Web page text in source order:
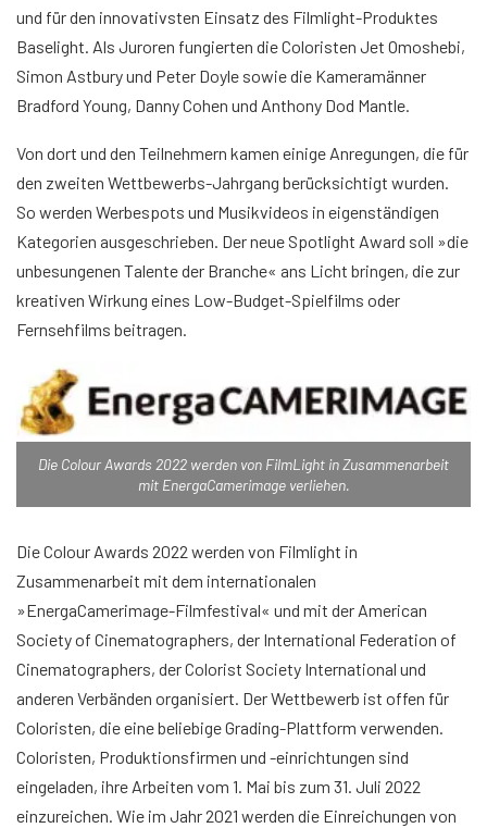
und für den innovativsten Einsatz des Filmlight-Produktes
Baselight. Als Juroren fungierten die Coloristen Jet Omoshebi,
Simon Astbury und Peter Doyle sowie die Kameramänner
Bradford Young, Danny Cohen und Anthony Dod Mantle.
Von dort und den Teilnehmern kamen einige Anregungen, die für
den zweiten Wettbewerbs-Jahrgang berücksichtigt wurden.
So werden Werbespots und Musikvideos in eigenständigen
Kategorien ausgeschrieben. Der neue Spotlight Award soll »die
unbesungenen Talente der Branche« ans Licht bringen, die zur
kreativen Wirkung eines Low-Budget-Spielfilms oder
Fernsehfilms beitragen.
Die Colour Awards 2022 werden von FilmLight in Zusammenarbeit
mit EnergaCamerimage verliehen.
Die Colour Awards 2022 werden von Filmlight in
Zusammenarbeit mit dem internationalen
»EnergaCamerimage-Filmfestival« und mit der American
Society of Cinematographers, der International Federation of
Cinematographers, der Colorist Society International und
anderen Verbänden organisiert. Der Wettbewerb ist offen für
Coloristen, die eine beliebige Grading-Plattform verwenden.
Coloristen, Produktionsfirmen und -einrichtungen sind
eingeladen, ihre Arbeiten vom 1. Mai bis zum 31. Juli 2022
einzureichen. Wie im Jahr 2021 werden die Einreichungen von